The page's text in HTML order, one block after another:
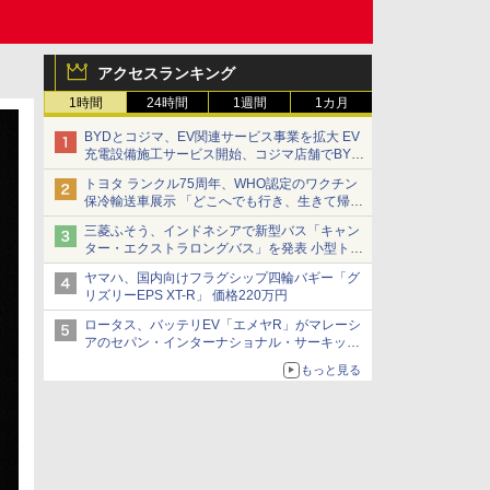
アクセスランキング
1時間 24時間 1週間 1カ月
BYDとコジマ、EV関連サービス事業を拡大 EV
充電設備施工サービス開始、コジマ店舗でBYD
車の展示・試乗イベントを強化
トヨタ ランクル75周年、WHO認定のワクチン
保冷輸送車展示 「どこへでも行き、生きて帰っ
てこられる」ランドクルーザーで命をつなぐ
三菱ふそう、インドネシアで新型バス「キャン
ター・エクストラロングバス」を発表 小型トラ
ックベースの観光・旅客輸送向けバス
ヤマハ、国内向けフラグシップ四輪バギー「グ
リズリーEPS XT-R」 価格220万円
ロータス、バッテリEV「エメヤR」がマレーシ
アのセパン・インターナショナル・サーキット
もっと見る